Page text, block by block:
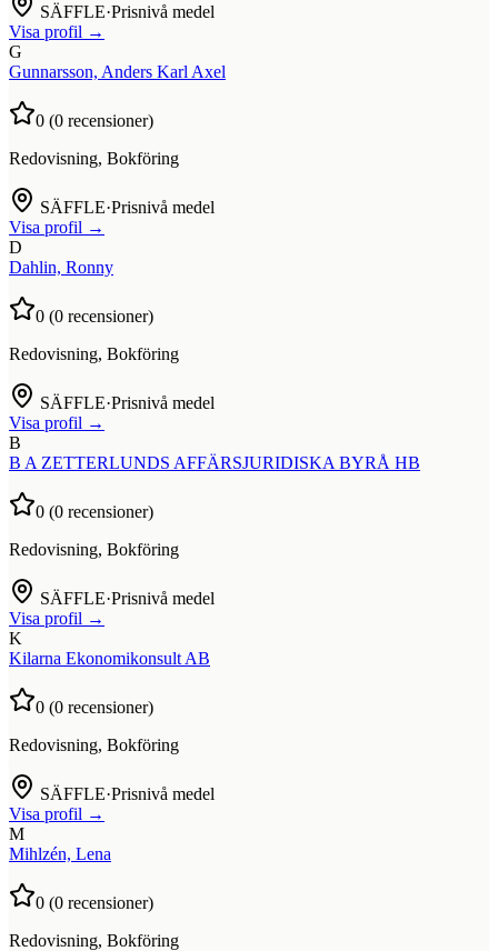
SÄFFLE·Prisnivå medel
Visa profil →
G
Gunnarsson, Anders Karl Axel
0 (0 recensioner)
Redovisning, Bokföring
SÄFFLE·Prisnivå medel
Visa profil →
D
Dahlin, Ronny
0 (0 recensioner)
Redovisning, Bokföring
SÄFFLE·Prisnivå medel
Visa profil →
B
B A ZETTERLUNDS AFFÄRSJURIDISKA BYRÅ HB
0 (0 recensioner)
Redovisning, Bokföring
SÄFFLE·Prisnivå medel
Visa profil →
K
Kilarna Ekonomikonsult AB
0 (0 recensioner)
Redovisning, Bokföring
SÄFFLE·Prisnivå medel
Visa profil →
M
Mihlzén, Lena
0 (0 recensioner)
Redovisning, Bokföring